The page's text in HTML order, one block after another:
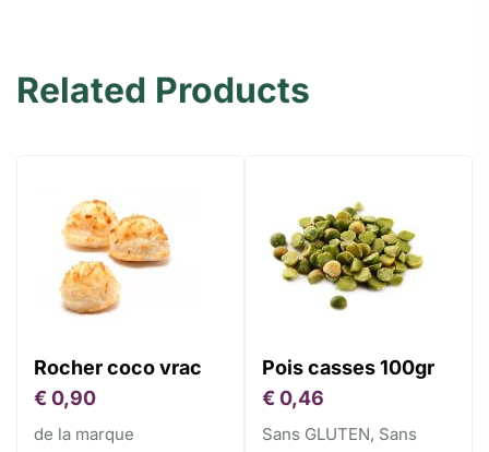
Related Products
Rocher coco vrac
€ 0,90
de la marque
Pois casses 100gr
€ 0,46
Sans GLUTEN, Sans